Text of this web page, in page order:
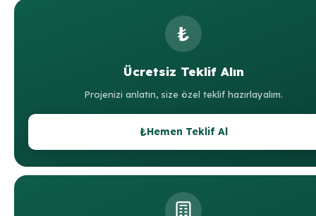
₺
Ücretsiz Teklif Alın
Projenizi anlatın, size özel teklif hazırlayalım.
₺Hemen Teklif Al